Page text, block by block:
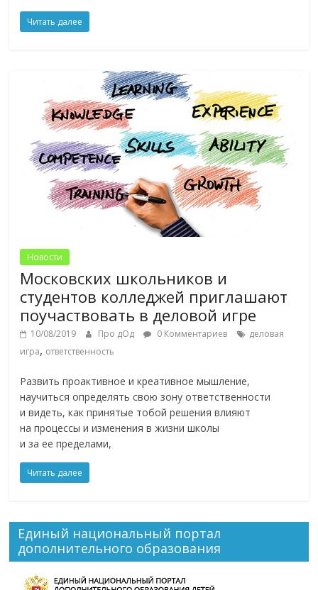
Читать далее
Новости
Московских школьников и
студентов колледжей приглашают
поучаствовать в деловой игре
10/08/2019 Про дОд 0 Комментариев
деловая
игра, ответственность
Развить проактивное и креативное мышление,
научиться определять свою зону ответственности
и видеть, как принятые тобой решения влияют
на процессы и изменения в жизни школы
и за ее пределами,
Читать далее
Единый национальный портал
дополнительного образования